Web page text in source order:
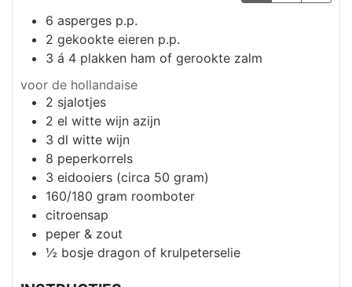
6 asperges p.p.
2 gekookte eieren p.p.
3 á 4 plakken ham of gerookte zalm
voor de hollandaise
2 sjalotjes
2 el witte wijn azijn
3 dl witte wijn
8 peperkorrels
3 eidooiers (circa 50 gram)
160/180 gram roomboter
citroensap
peper & zout
½ bosje dragon of krulpeterselie